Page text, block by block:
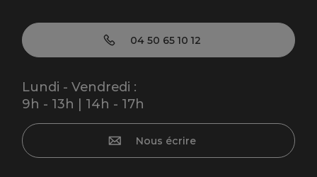
04 50 65 10 12
Lundi - Vendredi :
9h - 13h | 14h - 17h
Nous écrire